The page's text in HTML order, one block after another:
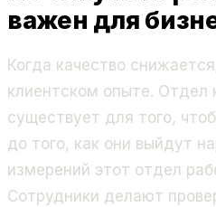
важен для
Когда качество
клиентском опыте. Отдел
существует для того,
до того, как они выйдут
измерений этот отдел
Сотрудники делают